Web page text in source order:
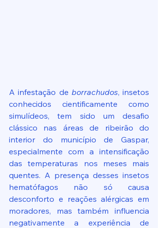
A infestação de borrachudos, insetos
conhecidos cientificamente como
simulídeos, tem sido um desafio
clássico nas áreas de ribeirão do
interior do município de Gaspar,
especialmente com a intensificação
das temperaturas nos meses mais
quentes. A presença desses insetos
hematófagos não só causa
desconforto e reações alérgicas em
moradores, mas também influencia
negativamente a experiência de